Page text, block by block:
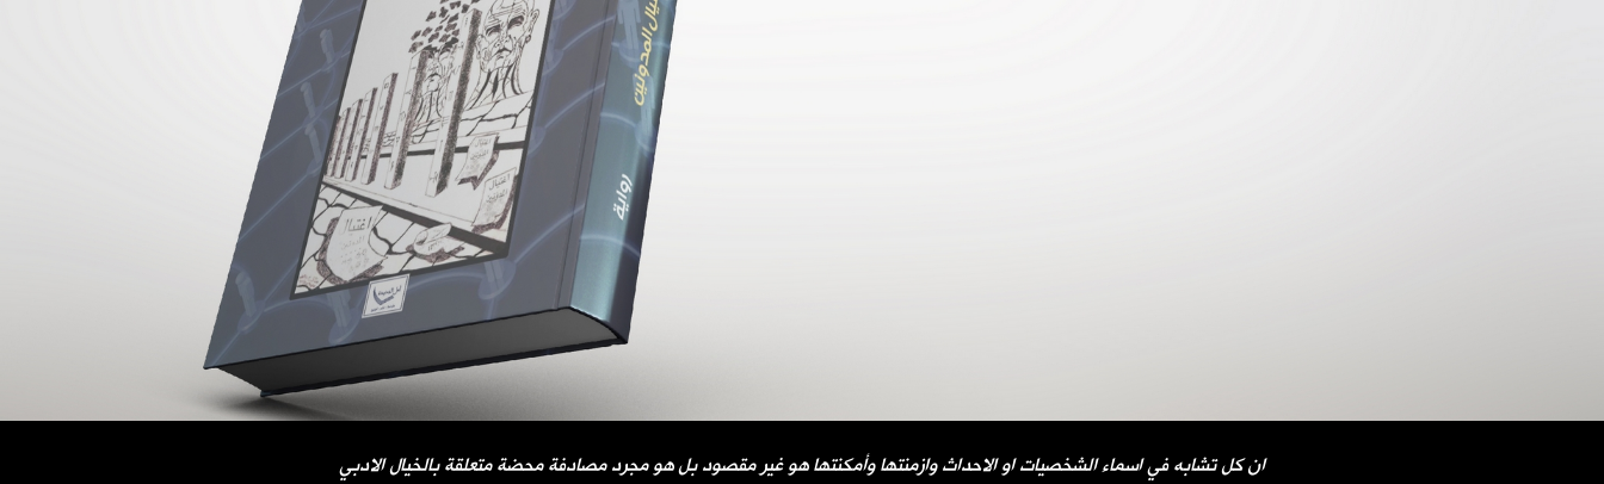
ان كل تشابه في اسماء الشخصيات او الاحداث وازمنتها وأمكنتها هو غير مقصود بل هو مجرد مصادفة محضة متعلقة بالخيال الادبي